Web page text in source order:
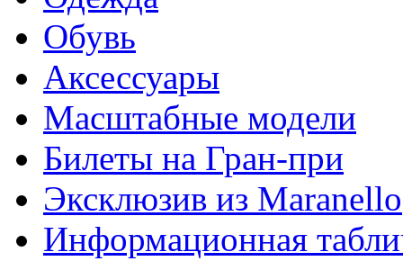
Обувь
Аксессуары
Масштабные модели
Билеты на Гран-при
Эксклюзив из Maranello
Информационная